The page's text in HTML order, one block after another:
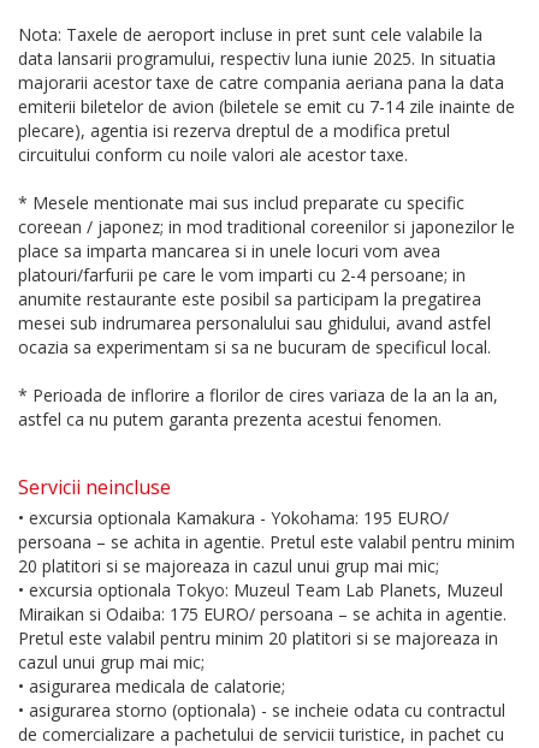
Nota: Taxele de aeroport incluse in pret sunt cele valabile la
data lansarii programului, respectiv luna iunie 2025. In situatia
majorarii acestor taxe de catre compania aeriana pana la data
emiterii biletelor de avion (biletele se emit cu 7-14 zile inainte de
plecare), agentia isi rezerva dreptul de a modifica pretul
circuitului conform cu noile valori ale acestor taxe.
* Mesele mentionate mai sus includ preparate cu specific
coreean / japonez; in mod traditional coreenilor si japonezilor le
place sa imparta mancarea si in unele locuri vom avea
platouri/farfurii pe care le vom imparti cu 2-4 persoane; in
anumite restaurante este posibil sa participam la pregatirea
mesei sub indrumarea personalului sau ghidului, avand astfel
ocazia sa experimentam si sa ne bucuram de specificul local.
* Perioada de inflorire a florilor de cires variaza de la an la an,
astfel ca nu putem garanta prezenta acestui fenomen.
Servicii neincluse
• excursia optionala Kamakura - Yokohama: 195 EURO/
persoana – se achita in agentie. Pretul este valabil pentru minim
20 platitori si se majoreaza in cazul unui grup mai mic;
• excursia optionala Tokyo: Muzeul Team Lab Planets, Muzeul
Miraikan si Odaiba: 175 EURO/ persoana – se achita in agentie.
Pretul este valabil pentru minim 20 platitori si se majoreaza in
cazul unui grup mai mic;
• asigurarea medicala de calatorie;
• asigurarea storno (optionala) - se incheie odata cu contractul
de comercializare a pachetului de servicii turistice, in pachet cu